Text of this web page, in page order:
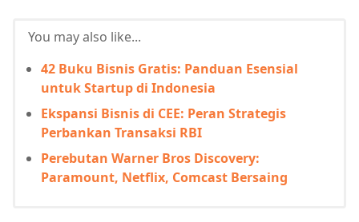
You may also like...
42 Buku Bisnis Gratis: Panduan Esensial
untuk Startup di Indonesia
Ekspansi Bisnis di CEE: Peran Strategis
Perbankan Transaksi RBI
Perebutan Warner Bros Discovery:
Paramount, Netflix, Comcast Bersaing